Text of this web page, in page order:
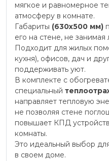
мягкое и равномерное
атмосферу в комнате.
Габариты (630х500 мм)
его на стене, не
Подходит для жилых
кухня), офисов, дач и
поддерживать уют.
В комплекте с
специальный
направляет тепловую
не позволяя стене
повышает КПД
комнаты.
Это идеальный выбор
в своем доме.